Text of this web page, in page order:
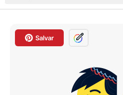
Salvar